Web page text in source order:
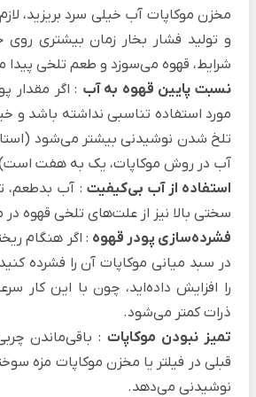
مخزن موکاپات آب خیلی سرد بریزید،
و تولید فشار بخار زمان بیشتری روی
شرایط، قهوه می‌سوزد و طعم تلخی پیدا
نسبت پایین قهوه به آب : اگر مقدار
مورد استفاده تناسبی نداشته باشد و
تلخ شدن نوشیدنی بیشتر می‌شود
آب در روش موکاپات، یک به هفت
استفاده از آب بی‌کیفیت : آب بدطعم،
سختی بالا نیز از علت‌های تلخی قهوه
فشرده‌سازی پودر قهوه : اگر هنگام
در سبد میانی موکاپات آن را فشرده
را افزایش داده‌اید، چون با این کار
ذرات کمتر می‌شود.
تمیز نبودن موکاپات : باقی‌ماندن
قبلی در فیلتر یا مخزن موکاپات مزه
نوشیدنی می‌دهد.